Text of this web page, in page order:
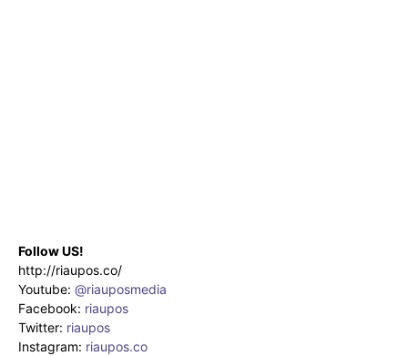
Follow US!
http://riaupos.co/
Youtube: @riauposmedia
Facebook: riaupos
Twitter: riaupos
Instagram: riaupos.co